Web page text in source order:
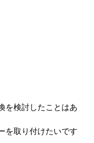
を検討したことはあ
を取り付けたいです